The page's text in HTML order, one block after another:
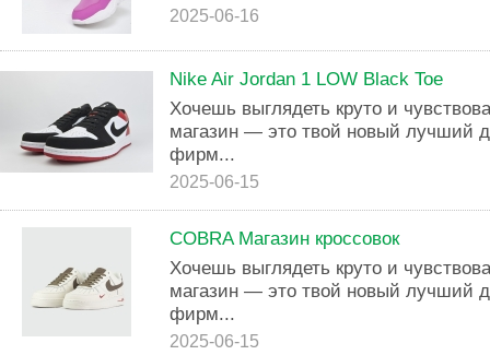
2025-06-16
Nike Air Jordan 1 LOW Black Toe
Хочешь выглядеть круто и
магазин — это твой новый лучший
фирм...
2025-06-15
COBRA Магазин кроссовок
Хочешь выглядеть круто и
магазин — это твой новый лучший
фирм...
2025-06-15